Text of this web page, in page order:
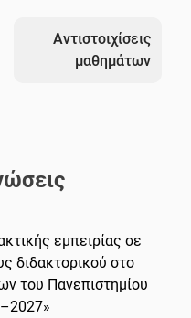
Αντιστοιχίσεις
μαθημάτων
εμπειρίας σε
διδακτορικού στο
του Πανεπιστημίου